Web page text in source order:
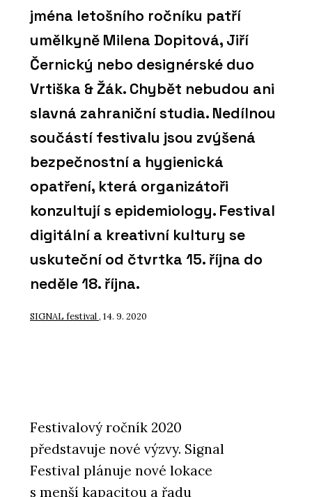
jména letošního ročníku patří
umělkyně Milena Dopitová, Jiří
Černický nebo designérské duo
Vrtiška & Žák. Chybět nebudou ani
slavná zahraniční studia. Nedílnou
součástí festivalu jsou zvýšená
bezpečnostní a hygienická
opatření, která organizátoři
konzultují s epidemiology. Festival
digitální a kreativní kultury se
uskuteční od čtvrtka 15. října do
neděle 18. října.
SIGNAL festival , 14. 9. 2020
Festivalový ročník 2020
představuje nové výzvy. Signal
Festival plánuje nové lokace
s menší kapacitou a řadu